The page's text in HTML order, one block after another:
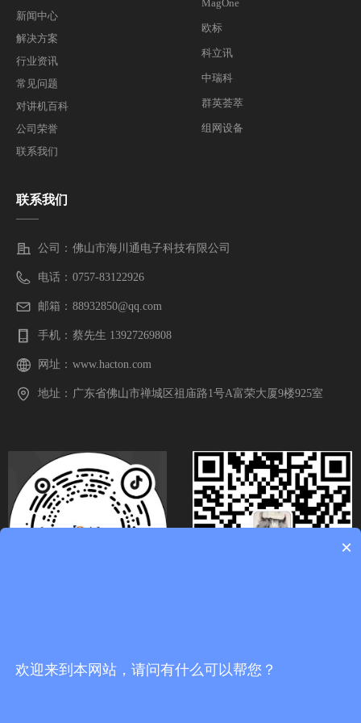
新闻中心
解决方案
行业资讯
常见问题
对讲机百科
公司荣誉
联系我们
MagOne
欧标
科立讯
中瑞科
群英荟萃
组网设备
联系我们
——
公司： 佛山市海川通电子科技有限公司
电话： 0757-83122926
邮箱： 88932850@qq.com
手机： 蔡先生 13927269808
网址： www.hacton.com
地址： 广东省佛山市禅城区祖庙路1号A富荣大厦9楼925室
×
欢迎来到本网站，请问有什么可以帮您？